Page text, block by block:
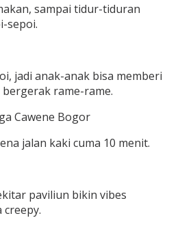
sampai tidur-tiduran
sepoi.
jadi anak-anak bisa memberi
rame-rame.
Cawene Bogor
jalan kaki cuma 10 menit.
paviliun bikin vibes